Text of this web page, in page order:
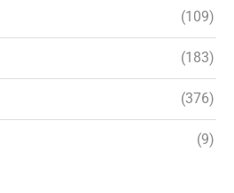
(109)
(183)
(376)
(9)